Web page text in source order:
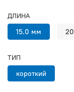
ДЛИНА
15.0 мм
ТИП
короткий